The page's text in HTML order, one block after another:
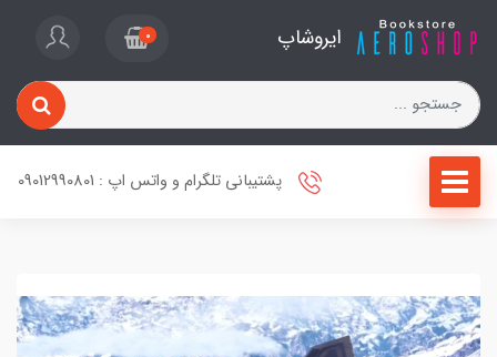
ایروشاپ 0
پشتیبانی تلگرام و واتس اپ : 09012990801